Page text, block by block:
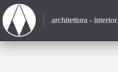
architettura - interior